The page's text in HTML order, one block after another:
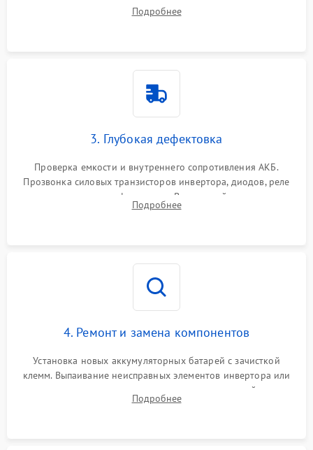
и кистей для предотвращения перегрева и замыканий.
Подробнее
3. Глубокая дефектовка
Проверка емкости и внутреннего сопротивления АКБ.
Прозвонка силовых транзисторов инвертора, диодов, реле
переключения и трансформатора. Визуальный поиск вздутых
конденсаторов и прогаров на печатной плате.
Подробнее
4. Ремонт и замена компонентов
Установка новых аккумуляторных батарей с зачисткой
клемм. Выпаивание неисправных элементов инвертора или
цепи зарядки и монтаж новых радиодеталей.
Восстановление поврежденных токоведущих дорожек и
Подробнее